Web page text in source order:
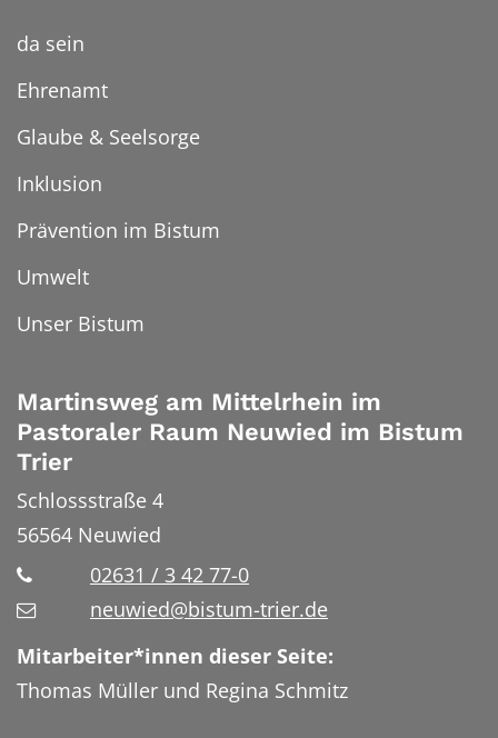
da sein
Ehrenamt
Glaube & Seelsorge
Inklusion
Prävention im Bistum
Umwelt
Unser Bistum
Martinsweg am Mittelrhein im
Pastoraler Raum Neuwied im Bistum
Trier
Schlossstraße 4
56564 Neuwied
02631 / 3 42 77-0
neuwied@bistum-trier.de
Mitarbeiter*innen dieser Seite:
Thomas Müller und Regina Schmitz